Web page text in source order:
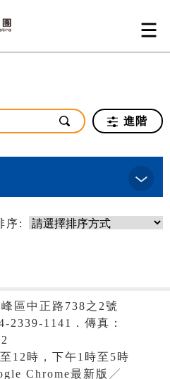
進階
序:
區中正路738之2號
2339-1141．傳真：
12時，下午1時至5時
Chrome最新版╱